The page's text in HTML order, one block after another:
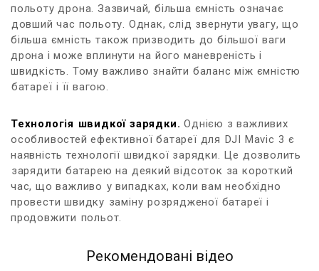
польоту ‍дрона.‍ Зазвичай, більша ємність означає
⁤довший час‌ польоту. Однак, слід звернути увагу, що
більша ємність також ​призводить до ‍більшої⁢ ваги​
дрона і може вплинути ⁢на його маневреність і
швидкість. Тому важливо‍ знайти баланс між ємністю
⁢батареї⁣ і її ‍вагою.
Технологія ⁤швидкої зарядки. Однією з важливих
особливостей ефективної батареї для ⁢DJI Mavic⁢ 3 ‌є
наявність технології швидкої зарядки. Це дозволить
⁢зарядити батарею на деякий відсоток за короткий
час, що важливо⁣ у випадках, коли вам необхідно
‍провести швидку ⁤заміну⁣ розрядженої батареї і⁤
продовжити ⁤польот.
Рекомендовані відео